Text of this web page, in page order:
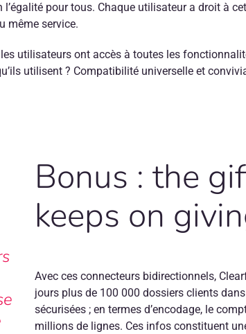
pour tous. Chaque utilisateur a droit à
même service.
utilisateurs ont accès à toutes les
utilisent ? Compatibilité universelle et
Bonus : the
keeps on
Avec ces connecteurs bidirectionnels,
jours plus de 100 000 dossiers clients
sécurisées ; en termes d’encodage, le
millions de lignes. Ces infos constituent